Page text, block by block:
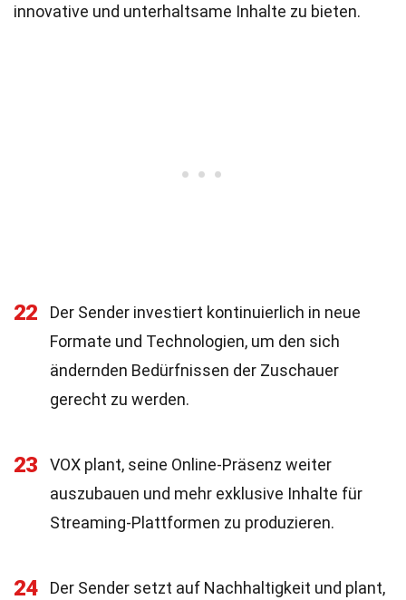
innovative und unterhaltsame Inhalte zu bieten.
22
Der Sender investiert kontinuierlich in neue
Formate und Technologien, um den sich
ändernden Bedürfnissen der Zuschauer
gerecht zu werden.
23
VOX plant, seine Online-Präsenz weiter
auszubauen und mehr exklusive Inhalte für
Streaming-Plattformen zu produzieren.
24
Der Sender setzt auf Nachhaltigkeit und plant,